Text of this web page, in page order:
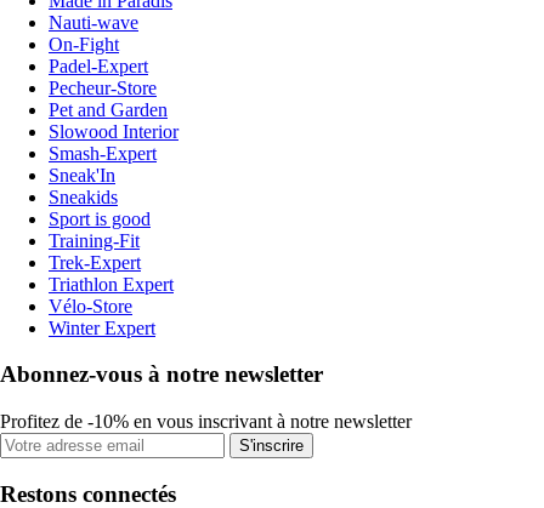
Nauti-wave
On-Fight
Padel-Expert
Pecheur-Store
Pet and Garden
Slowood Interior
Smash-Expert
Sneak'In
Sneakids
Sport is good
Training-Fit
Trek-Expert
Triathlon Expert
Vélo-Store
Winter Expert
Abonnez-vous à notre newsletter
Profitez de -10% en vous inscrivant à notre newsletter
S'inscrire
Restons connectés